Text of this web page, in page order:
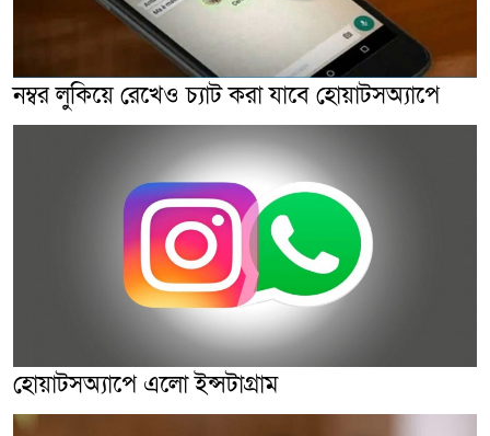
নম্বর লুকিয়ে রেখেও চ্যাট করা যাবে হোয়াটসঅ্যাপে
হোয়াটসঅ্যাপে এলো ইন্সটাগ্রাম